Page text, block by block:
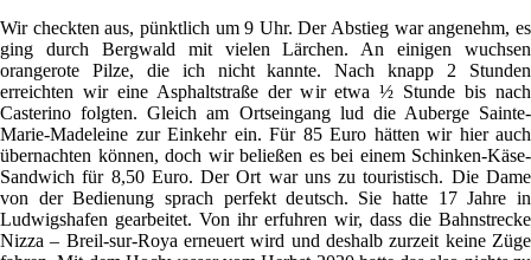
Wir checkten aus, pünktlich um 9 Uhr. Der Abstieg war angenehm, es
ging durch Bergwald mit vielen Lärchen. An einigen wuchsen
orangerote Pilze, die ich nicht kannte. Nach knapp 2 Stunden
erreichten wir eine Asphaltstraße der wir etwa ½ Stunde bis nach
Casterino folgten. Gleich am Ortseingang lud die Auberge Sainte-
Marie-Madeleine zur Einkehr ein. Für 85 Euro hätten wir hier auch
übernachten können, doch wir beließen es bei einem Schinken-Käse-
Sandwich für 8,50 Euro. Der Ort war uns zu touristisch. Die Dame
von der Bedienung sprach perfekt deutsch. Sie hatte 17 Jahre in
Ludwigshafen gearbeitet. Von ihr erfuhren wir, dass die Bahnstrecke
Nizza – Breil-sur-Roya erneuert wird und deshalb zurzeit keine Züge